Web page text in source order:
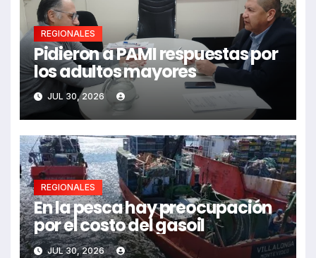
REGIONALES
Pidieron a PAMI respuestas por
los adultos mayores
JUL 30, 2026
REGIONALES
En la pesca hay preocupación
por el costo del gasoil
JUL 30, 2026